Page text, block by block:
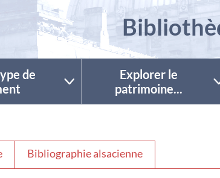
de
Explorer le
patrimoine...
Bibliographie alsacienne